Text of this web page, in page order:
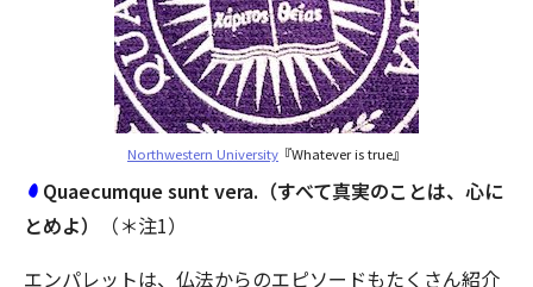
Northwestern University 『Whatever is true』
Quaecumque sunt vera.（すべて真実のことは、心に
とめよ）
（＊注1）
エンパレットは、仏法からのエピソードもたくさん紹介